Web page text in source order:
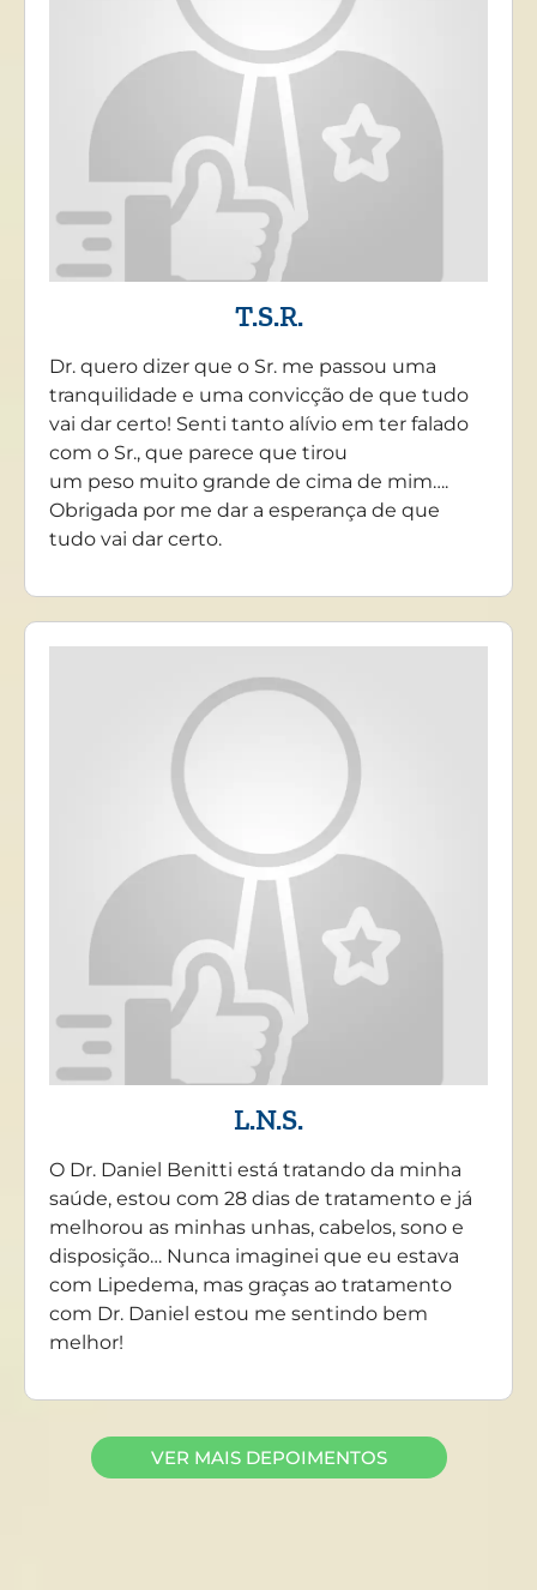
T.S.R.
Dr. quero dizer que o Sr. me passou uma
tranquilidade e uma convicção de que tudo
vai dar certo! Senti tanto alívio em ter falado
com o Sr., que parece que tirou
um peso muito grande de cima de mim….
Obrigada por me dar a esperança de que
tudo vai dar certo.
L.N.S.
O Dr. Daniel Benitti está tratando da minha
saúde, estou com 28 dias de tratamento e já
melhorou as minhas unhas, cabelos, sono e
disposição… Nunca imaginei que eu estava
com Lipedema, mas graças ao tratamento
com Dr. Daniel estou me sentindo bem
melhor!
VER MAIS DEPOIMENTOS